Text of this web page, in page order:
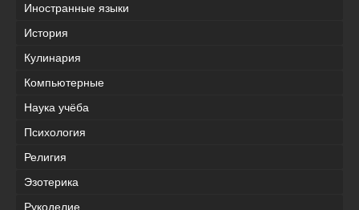
Иностранные языки
История
Кулинария
Компьютерные
Наука учёба
Психология
Религия
Эзотерика
Рукоделие